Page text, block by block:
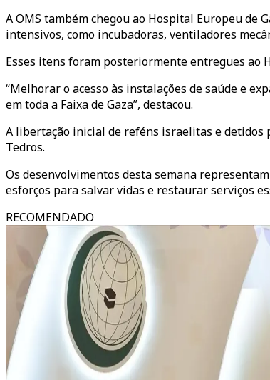
A OMS também chegou ao Hospital Europeu de
intensivos, como incubadoras, ventiladores
Esses itens foram posteriormente entregues ao
“Melhorar o acesso às instalações de saúde e
em toda a Faixa de Gaza”, destacou.
A libertação inicial de reféns israelitas e detidos
Tedros.
Os desenvolvimentos desta semana
esforços para salvar vidas e restaurar serviços
RECOMENDADO